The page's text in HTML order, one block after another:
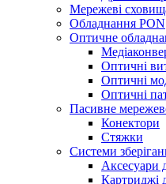
Мережеві
Обладнання PON
Оптичне
Оптичні
Оптичні
Оптичні
Пасивне
Конектори
Стяжки
Системи
Аксесуари
Картриджі